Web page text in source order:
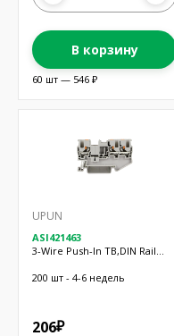
В корзину
60 шт — 546 ₽
UPUN
ASI421463
3-Wire Push-In TB,DIN Rail
200 шт - 4-6 недель
206₽